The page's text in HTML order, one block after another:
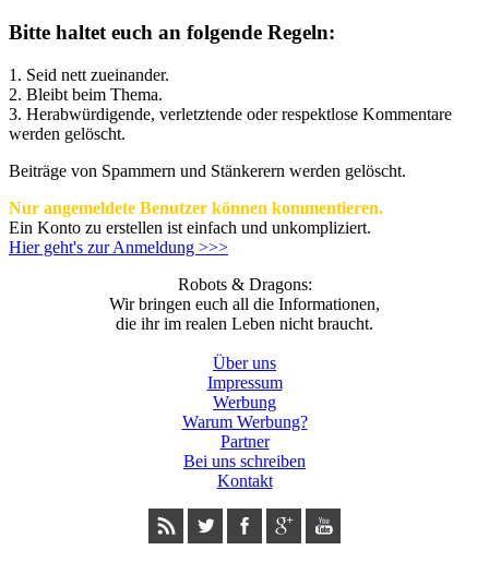
Bitte haltet euch an folgende Regeln:
1. Seid nett zueinander.
2. Bleibt beim Thema.
3. Herabwürdigende, verletztende oder respektlose Kommentare
werden gelöscht.
Beiträge von Spammern und Stänkerern werden gelöscht.
Nur angemeldete Benutzer können kommentieren.
Ein Konto zu erstellen ist einfach und unkompliziert.
Hier geht's zur Anmeldung >>>
Robots & Dragons:
Wir bringen euch all die Informationen,
die ihr im realen Leben nicht braucht.
Über uns
Impressum
Werbung
Warum Werbung?
Partner
Bei uns schreiben
Kontakt